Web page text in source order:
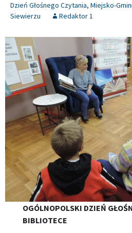
Dzień Głośnego Czytania, Miejsko-
Siewierzu
Redaktor 1
OGÓLNOPOLSKI DZIEŃ
BIBLIOTECE